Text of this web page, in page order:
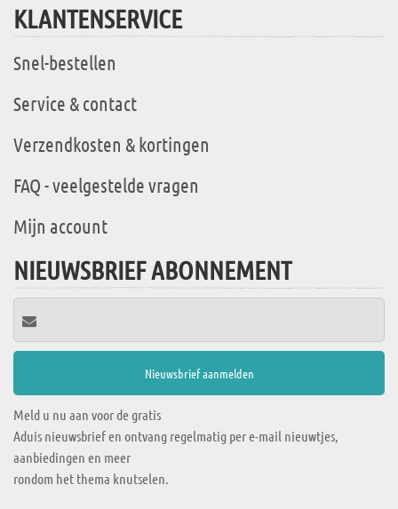
KLANTENSERVICE
Snel-bestellen
Service & contact
Verzendkosten & kortingen
FAQ - veelgestelde vragen
Mijn account
NIEUWSBRIEF ABONNEMENT
Meld u nu aan voor de gratis
Aduis nieuwsbrief en ontvang regelmatig per e-mail nieuwtjes,
aanbiedingen en meer
rondom het thema knutselen.